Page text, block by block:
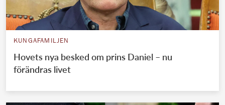
KUNGAFAMILJEN
Hovets nya besked om prins Daniel – nu
förändras livet